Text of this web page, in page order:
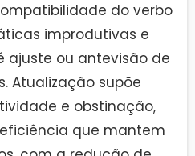
do verbo
improdutivas e
ajuste ou antevisão de
Atualização supõe
e obstinação,
que mantem